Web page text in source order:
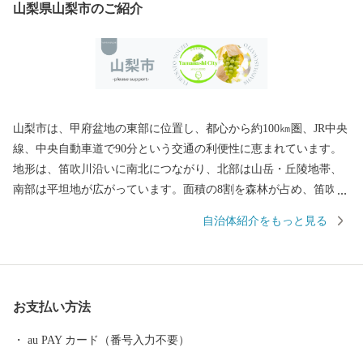
山梨県山梨市のご紹介
山梨市は、甲府盆地の東部に位置し、都心から約100㎞圏、JR中央
線、中央自動車道で90分という交通の利便性に恵まれています。
地形は、笛吹川沿いに南北につながり、北部は山岳・丘陵地帯、
南部は平坦地が広がっています。面積の8割を森林が占め、笛吹川
の恩恵を受け、なだらかな斜面や平坦地に広がる桃・ぶどうの果
有の変化に富んだ気象条件に適応するため、多品目・多品種の果
樹が栽培されてきました。また、複雑な扇状地の土地の特性や環
自治体紹介をもっと見る
お支払い方法
au PAY カード（番号入力不要）